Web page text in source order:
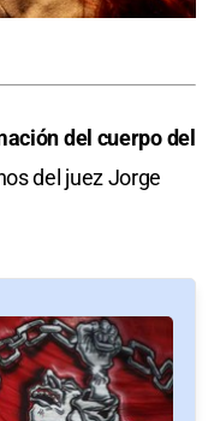
del cuerpo del
del juez Jorge